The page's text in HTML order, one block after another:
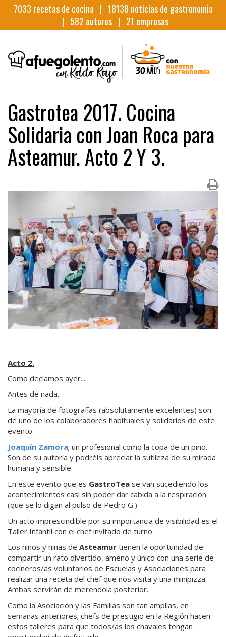
7033 recetas de cocina | 18138 noticias de gastronomia
| 582 autores | 21 empresas
Gastrotea 2017. Cocina
Solidaria con Joan Roca para
Asteamur. Acto 2 Y 3.
Acto 2.
Como decíamos ayer....
Antes de nada.
La mayoría de fotografías (absolutamente excelentes) son
de uno de los colaboradores habituales y solidarios de este
evento.
Joaquín Zamora; un profesional como la copa de un pino.
Son de su autoría y podréis apreciar la sutileza de su mirada
humana y sensible.
En este evento que es GastroTea se van sucediendo los
acontecimientos casi sin poder dar cabida a la respiración
(que se lo digan al pulso de Pedro G.)
Un acto imprescindible por su importancia de visibilidad es el
Taller Infantil con el chef invitado de turno.
Los niños y niñas de Asteamur tienen la oportunidad de
compartir un rato divertido, ameno y único con una serie de
cocineros/as voluntarios de Escuelas y Asociaciones para
realizar una receta del chef que nos visita y una minipizza.
Ambas servirán de merendola posterior.
Como la Asociación y las Familias son tan amplias, en
semanas anteriores; chefs de prestigio en la Región hacen
estos talleres para que todos/as los chavales tengan